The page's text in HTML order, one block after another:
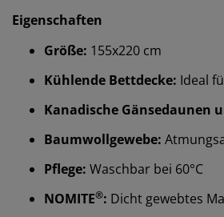
Eigenschaften
Größe: 155x220 cm
Kühlende Bettdecke: Ideal
Kanadische Gänsedaunen
Baumwollgewebe:
Pflege: Waschbar bei 60°C
NOMITE®: Dicht gewebtes